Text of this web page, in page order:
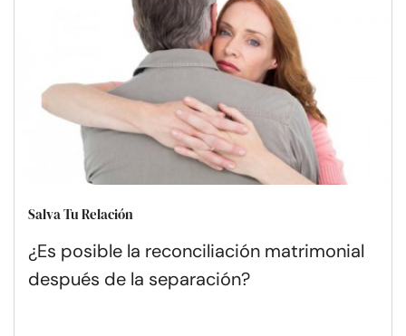
Salva Tu Relación
¿Es posible la reconciliación matrimonial
después de la separación?